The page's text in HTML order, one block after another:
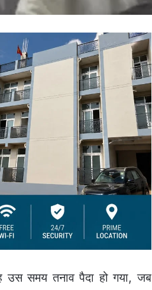
उस समय तनाव पैदा हो गया, जब